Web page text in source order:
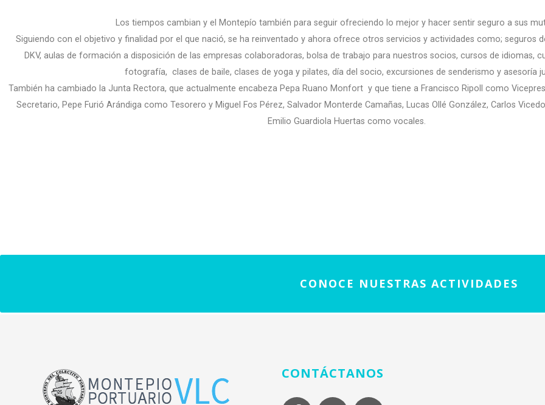
Los tiempos cambian y el Montepío también para seguir ofreciendo lo mejor y hacer sentir seguro a sus
Siguiendo con el objetivo y finalidad por el que nació, se ha reinventado y ahora ofrece otros servicios y actividades como; seguros
DKV, aulas de formación a disposición de las empresas colaboradoras, bolsa de trabajo para nuestros socios, cursos de idiomas,
fotografía, clases de baile, clases de yoga y pilates, día del socio, excursiones de senderismo y asesoría
También ha cambiado la Junta Rectora, que actualmente encabeza Pepa Ruano Monfort y que tiene a Francisco Ripoll como
Secretario, Pepe Furió Arándiga como Tesorero y Miguel Fos Pérez, Salvador Monterde Camañas, Lucas Ollé González, Carlos
Emilio Guardiola Huertas como vocales.
CONOCE NUESTRAS ACTIVIDADES
CONTÁCTANOS